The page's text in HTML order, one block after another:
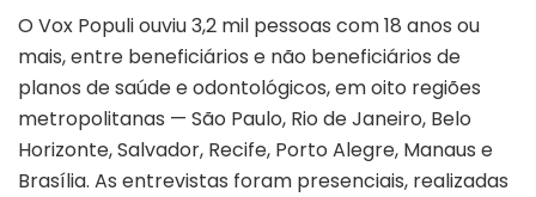
O Vox Populi ouviu 3,2 mil pessoas com 18 anos ou
mais, entre beneficiários e não beneficiários de
planos de saúde e odontológicos, em oito regiões
metropolitanas — São Paulo, Rio de Janeiro, Belo
Horizonte, Salvador, Recife, Porto Alegre, Manaus e
Brasília. As entrevistas foram presenciais, realizadas